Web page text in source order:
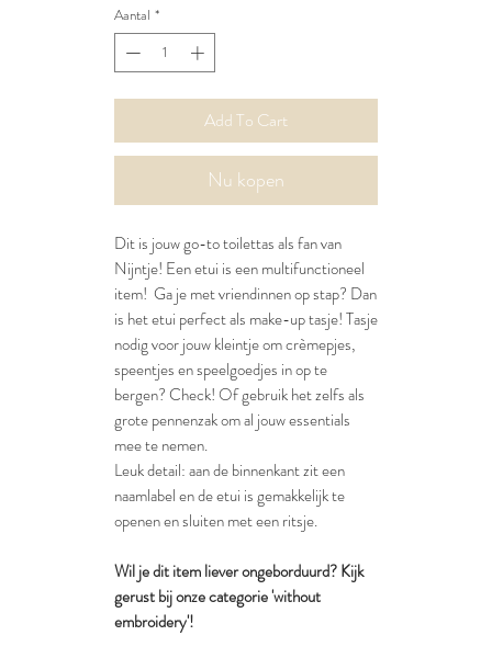
Aantal *
Add To Cart
Nu kopen
Dit is jouw go-to toilettas als fan van
Nijntje! Een etui is een multifunctioneel
item! Ga je met vriendinnen op stap? Dan
is het etui perfect als make-up tasje! Tasje
nodig voor jouw kleintje om crèmepjes,
speentjes en speelgoedjes in op te
bergen? Check! Of gebruik het zelfs als
grote pennenzak om al jouw essentials
mee te nemen.
Leuk detail: aan de binnenkant zit een
naamlabel en de etui is gemakkelijk te
openen en sluiten met een ritsje.
Wil je dit item liever ongeborduurd? Kijk
gerust bij onze categorie 'without
embroidery'!